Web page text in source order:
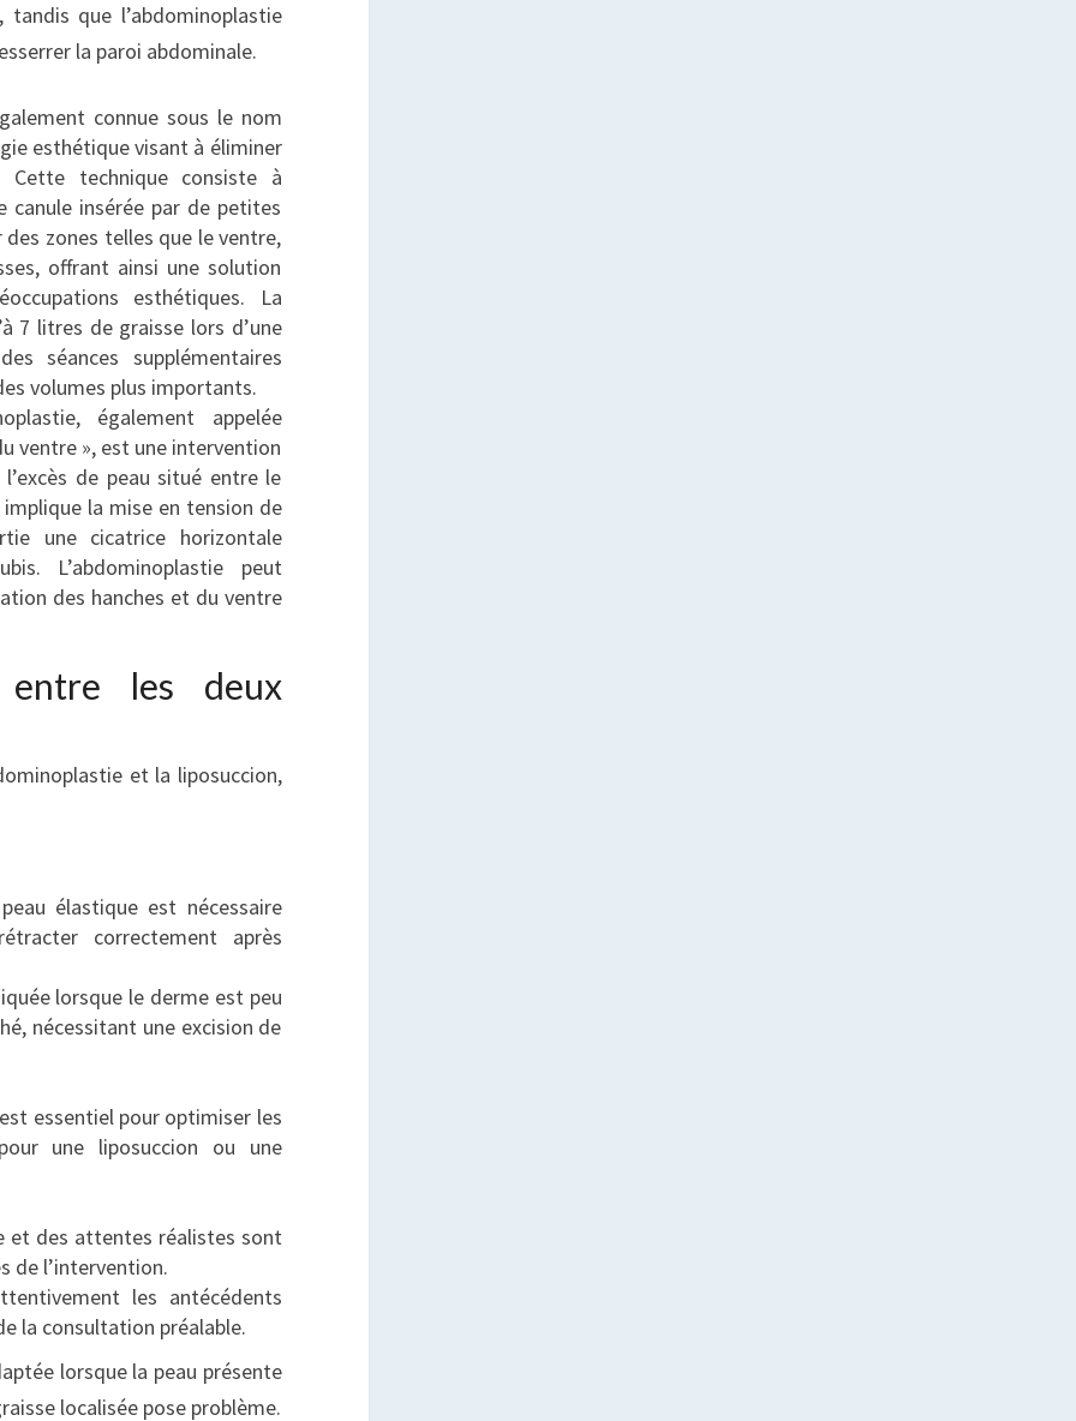
tandis que l’abdominoplastie
la paroi abdominale.
connue sous le nom
esthétique visant à éliminer
Cette technique consiste à
canule insérée par de petites
zones telles que le ventre,
offrant ainsi une solution
esthétiques. La
7 litres de graisse lors d’une
séances supplémentaires
volumes plus importants.
également appelée
ventre », est une intervention
de peau situé entre le
la mise en tension de
une cicatrice horizontale
L’abdominoplastie peut
des hanches et du ventre
les deux
et la liposuccion,
élastique est nécessaire
correctement après
lorsque le derme est peu
nécessitant une excision de
essentiel pour optimiser les
une liposuccion ou une
et des attentes réalistes sont
de l’intervention.
les antécédents
la consultation préalable.
lorsque la peau présente
localisée pose problème.